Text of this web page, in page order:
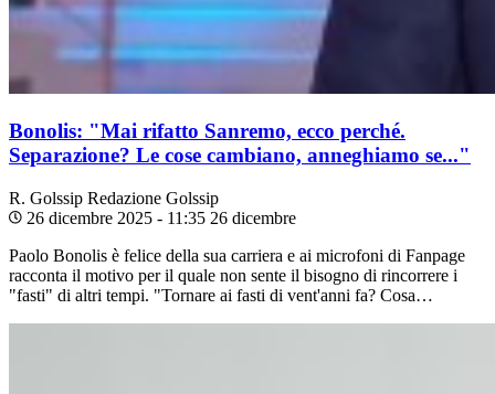
Bonolis: "Mai rifatto Sanremo, ecco perché.
Separazione? Le cose cambiano, anneghiamo se..."
R. Golssip Redazione Golssip
26 dicembre 2025 - 11:35 26 dicembre
Paolo Bonolis è felice della sua carriera e ai microfoni di Fanpage
racconta il motivo per il quale non sente il bisogno di rincorrere i
"fasti" di altri tempi. "Tornare ai fasti di vent'anni fa? Cosa…